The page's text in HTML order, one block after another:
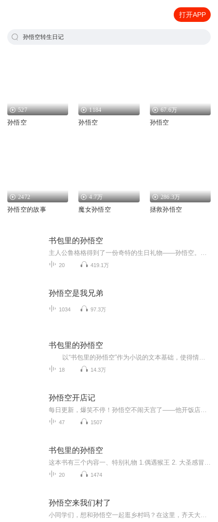
打开APP
孙悟空转生日记
527
孙悟空
1184
孙悟空
67.6万
孙悟空
2472
孙悟空的故事
4.7万
魔女孙悟空
286.3万
拯救孙悟空
书包里的孙悟空
20 419.1万
孙悟空是我兄弟
1034 97.3万
书包里的孙悟空
18 14.3万
孙悟空开店记
47 1507
书包里的孙悟空
20 1474
孙悟空来我们村了